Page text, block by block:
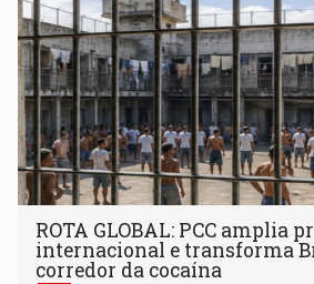
ROTA GLOBAL: PCC amplia
internacional e transforma
corredor da cocaína